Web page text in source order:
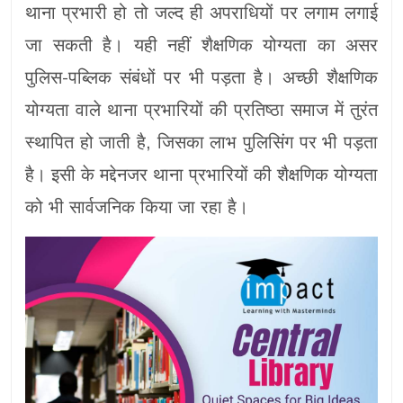
थाना प्रभारी हो तो जल्द ही अपराधियों पर लगाम लगाई
जा सकती है। यही नहीं शैक्षणिक योग्यता का असर
पुलिस-पब्लिक संबंधों पर भी पड़ता है। अच्छी शैक्षणिक
योग्यता वाले थाना प्रभारियों की प्रतिष्ठा समाज में तुरंत
स्थापित हो जाती है, जिसका लाभ पुलिसिंग पर भी पड़ता
है। इसी के मद्देनजर थाना प्रभारियों की शैक्षणिक योग्यता
को भी सार्वजनिक किया जा रहा है।